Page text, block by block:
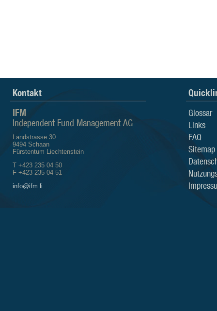
Kontakt
IFM
Independent Fund Management AG
Landstrasse 30
9494 Schaan
Fürstentum Liechtenstein
T +423 235 04 50
F +423 235 04 51
info@ifm.li
Glossar
Links
FAQ
Sitemap